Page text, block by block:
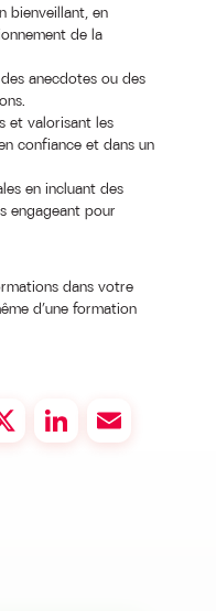
bienveillant, en
de la
anecdotes ou des
et valorisant les
confiance et dans un
en incluant des
engageant pour
dans votre
d’une formation